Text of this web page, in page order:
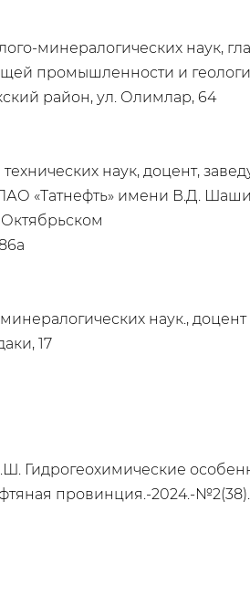
минералогических наук,
промышленности и
район, ул. Олимлар, 64
наук, доцент,
«Татнефть» имени В.Д.
наук.,
17
Гидрогеохимические
провинция.-2024.-